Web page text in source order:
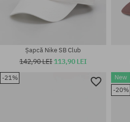
Șapcă Nike SB Club
142,90 LEI 113,90 LEI
-21%
New
-20%